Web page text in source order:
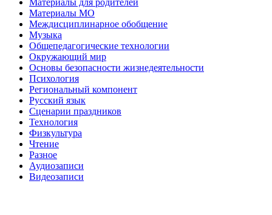
Материалы МО
Междисциплинарное обобщение
Музыка
Общепедагогические технологии
Окружающий мир
Основы безопасности жизнедеятельности
Психология
Региональный компонент
Русский язык
Сценарии праздников
Технология
Физкультура
Чтение
Разное
Аудиозаписи
Видеозаписи